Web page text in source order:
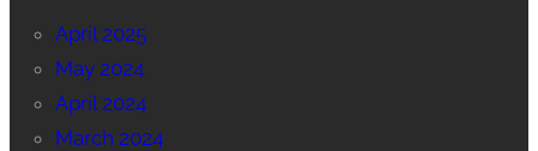
April 2025
May 2024
April 2024
March 2024